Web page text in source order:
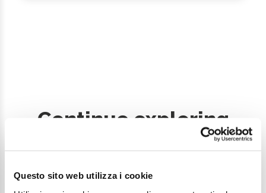
Questo sito web utilizza i cookie
Continue exploring
Your digital journey inside Cesenatico